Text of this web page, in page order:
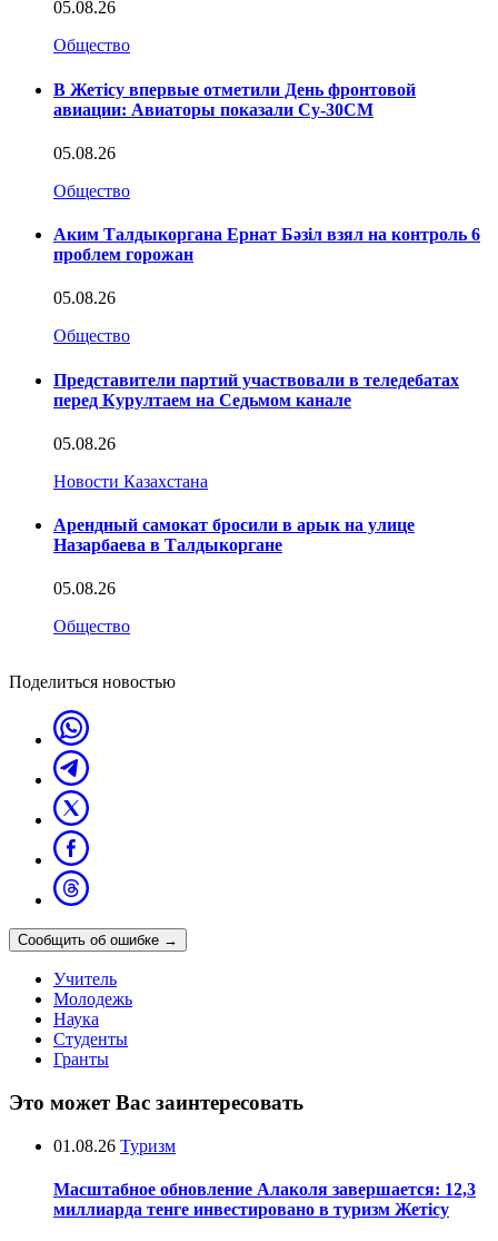
05.08.26
Общество
В Жетісу впервые отметили День фронтовой
авиации: Авиаторы показали Су-30СМ
05.08.26
Общество
Аким Талдыкоргана Ернат Бәзіл взял на контроль 6
проблем горожан
05.08.26
Общество
Представители партий участвовали в теледебатах
перед Курултаем на Седьмом канале
05.08.26
Новости Казахстана
Арендный самокат бросили в арык на улице
Назарбаева в Талдыкоргане
05.08.26
Общество
Поделиться новостью
Сообщить об ошибке →
Учитель
Молодежь
Наука
Студенты
Гранты
Это может Вас заинтересовать
01.08.26 Туризм
Масштабное обновление Алаколя завершается: 12,3
миллиарда тенге инвестировано в туризм Жетісу